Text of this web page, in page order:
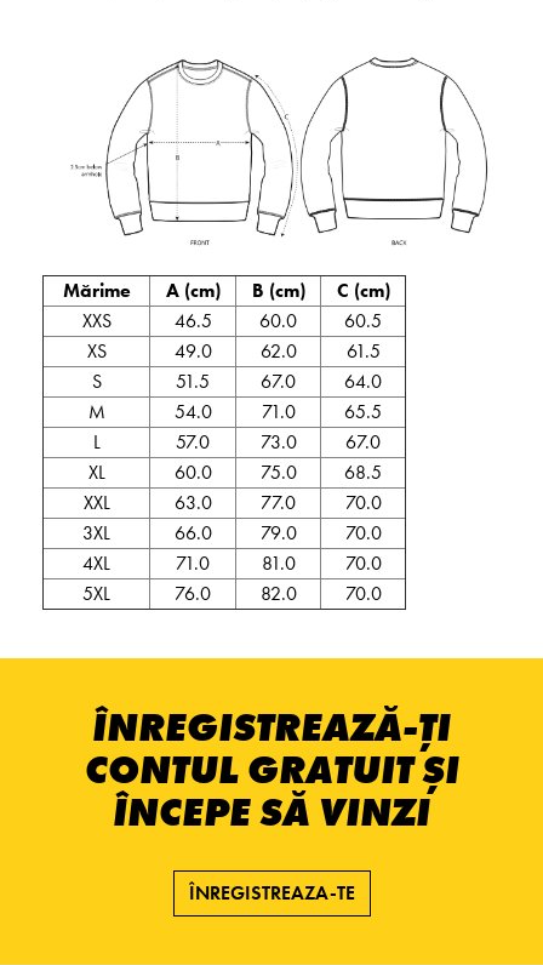
Mărime A (cm) B (cm)
C (cm)
XXS
46.5 60.0
60.5
XS
49.0 62.0
61.5
S
51.5 67.0
64.0
M
54.0 71.0
65.5
L
57.0 73.0
67.0
XL
60.0 75.0
68.5
XXL
63.0 77.0
70.0
3XL
66.0 79.0
70.0
4XL
71.0 81.0
70.0
5XL
76.0 82.0 70.0
ÎNREGISTREAZĂ-ȚI
CONTUL GRATUIT ȘI
ÎNCEPE SĂ VINZI
ÎNREGISTREAZA-TE